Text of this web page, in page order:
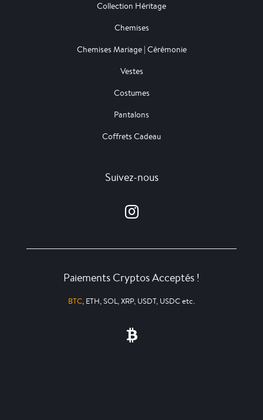
Collection Héritage
Chemises
Chemises Mariage | Cérémonie
Vestes
Costumes
Pantalons
Coffrets Cadeau
Suivez-nous
Paiements Cryptos Acceptés !
BTC, ETH, SOL, XRP, USDT, USDC etc.